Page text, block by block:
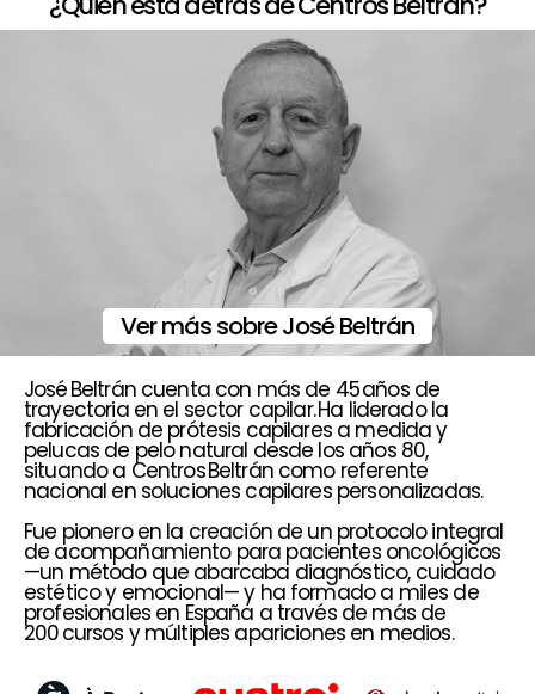
Ver más sobre José Beltrán
José Beltrán cuenta con más de 45 años de
trayectoria en el sector capilar. Ha liderado la
fabricación de prótesis capilares a medida y
pelucas de pelo natural desde los años 80,
situando a Centros Beltrán como referente
nacional en soluciones capilares personalizadas.
Fue pionero en la creación de un protocolo integral
de acompañamiento para pacientes oncológicos
—un método que abarcaba diagnóstico, cuidado
estético y emocional— y ha formado a miles de
profesionales en España a través de más de
200 cursos y múltiples apariciones en medios.